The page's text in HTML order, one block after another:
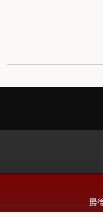
最